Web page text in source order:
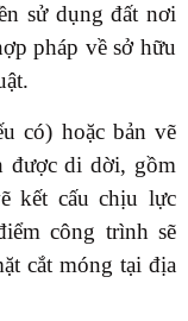
sử dụng đất nơi
pháp về sở hữu
có) hoặc bản vẽ
được di dời, gồm
kết cấu chịu lực
công trình sẽ
cắt móng tại địa